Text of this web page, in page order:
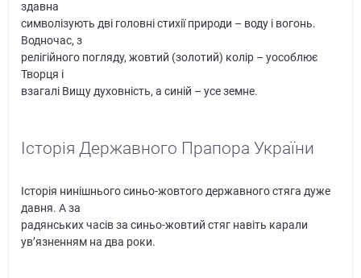
здавна
символізують дві головні стихії природи – воду і вогонь.
Водночас, з
релігійного погляду, жовтий (золотий) колір – уособлює
Творця і
взагалі Вищу духовність, а синій – усе земне.
Історія Державного Прапора України
Історія нинішнього синьо-жовтого державного стяга дуже
давня. А за
радянських часів за синьо-жовтий стяг навіть карали
ув’язненням на два роки.